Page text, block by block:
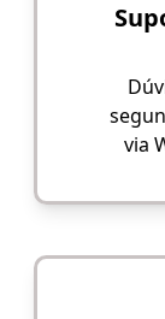
via